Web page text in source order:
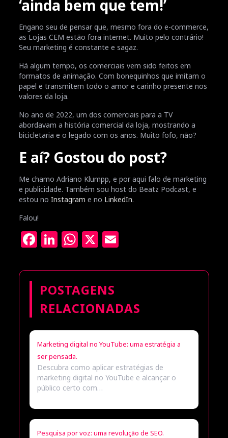
‘ainda bem que tem!’
Engano seu de pensar que, mesmo fora do e-commerce,
as Lojas CEM estão fora internet. Muito pelo contrário!
Seu marketing é constante e sagaz.
Há algum tempo, os comerciais vem sido feitos em
formatos de animação. Com bonequinhos que imitam o
papel e transmitem todo o amor e carinho presente nos
valores da loja.
No ano de 2022, um dos comerciais para a TV
abordavam a história comercial da loja, mostrando a
bicicletaria e o legado com os anos. Muito fofo, não?
E aí? Gostou do post?
Me chamo Adriano Klumpp, e por aqui falo de marketing
e publicidade. Também sou host do Beatz Podcast, e
estou no Instagram e no LinkedIn.
Falou!
Facebook
LinkedIn
WhatsApp
X
POSTAGENS
RELACIONADAS
Marketing digital no YouTube: uma estratégia a
ser pensada.
Descubra como aplicar estratégias de
marketing digital no YouTube e alcançar o
público certo com…
Pesquisa por voz: uma revolução de SEO.